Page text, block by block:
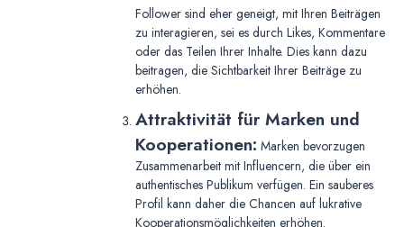
Follower sind eher geneigt, mit Ihren Beiträgen
zu interagieren, sei es durch Likes, Kommentare
oder das Teilen Ihrer Inhalte. Dies kann dazu
beitragen, die Sichtbarkeit Ihrer Beiträge zu
erhöhen.
Attraktivität für Marken und
Kooperationen: Marken bevorzugen
Zusammenarbeit mit Influencern, die über ein
authentisches Publikum verfügen. Ein sauberes
Profil kann daher die Chancen auf lukrative
Kooperationsmöglichkeiten erhöhen.